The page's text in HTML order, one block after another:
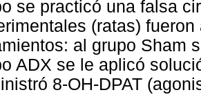
se practicó una falsa
(ratas)
al grupo Sham
ADX se le aplicó
8-OH-DPAT